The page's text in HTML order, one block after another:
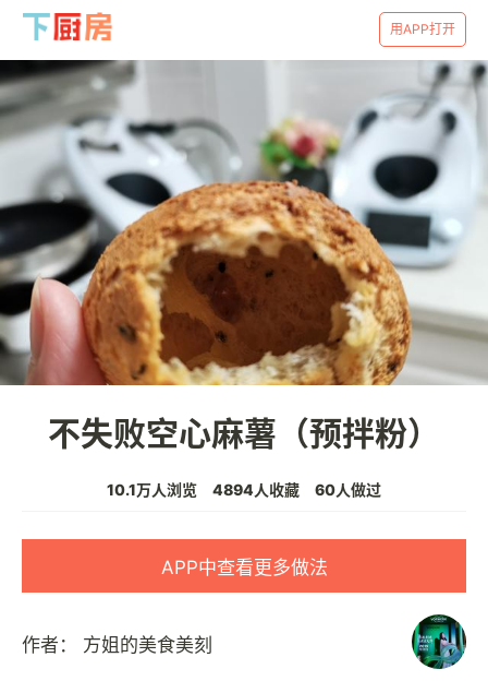
用APP打开
不失败空心麻薯（预拌粉）
10.1万人浏览 4894人收藏 60人做过
APP中查看更多做法
作者： 方姐的美食美刻